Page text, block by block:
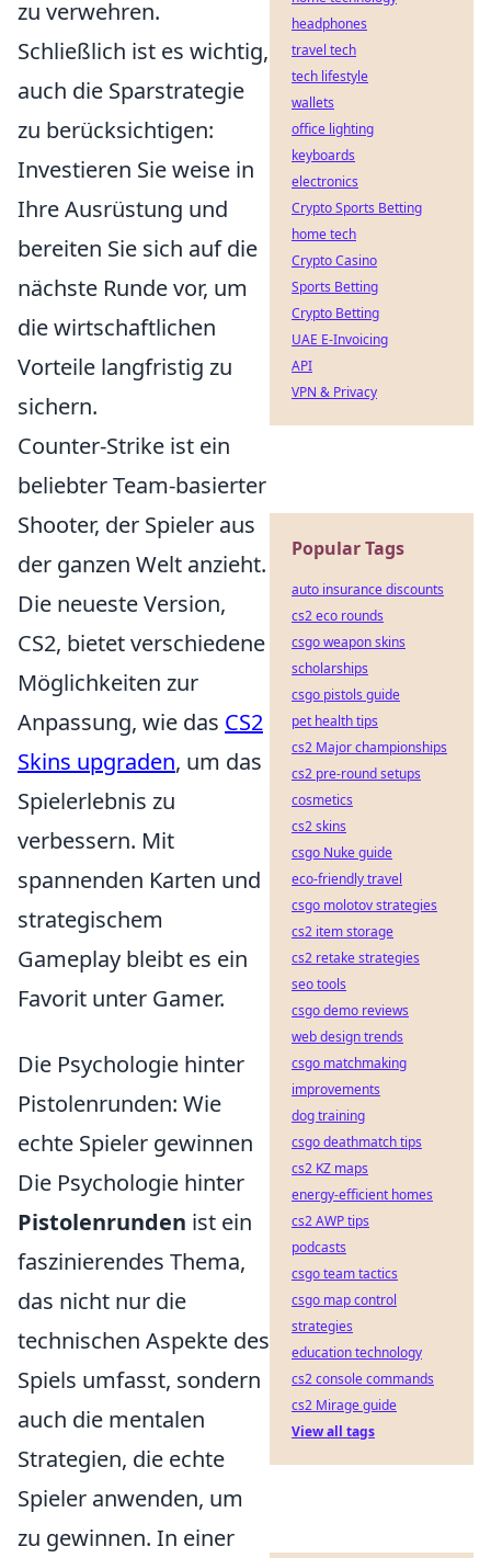
zu verwehren.
Schließlich ist es wichtig,
auch die Sparstrategie
zu berücksichtigen:
Investieren Sie weise in
Ihre Ausrüstung und
bereiten Sie sich auf die
nächste Runde vor, um
die wirtschaftlichen
Vorteile langfristig zu
sichern.
Counter-Strike ist ein
beliebter Team-basierter
Shooter, der Spieler aus
der ganzen Welt anzieht.
Die neueste Version,
CS2, bietet verschiedene
Möglichkeiten zur
Anpassung, wie das CS2
Skins upgraden, um das
Spielerlebnis zu
verbessern. Mit
spannenden Karten und
strategischem
Gameplay bleibt es ein
Favorit unter Gamer.
Die Psychologie hinter
Pistolenrunden: Wie
echte Spieler gewinnen
Die Psychologie hinter
Pistolenrunden ist ein
faszinierendes Thema,
das nicht nur die
technischen Aspekte des
Spiels umfasst, sondern
auch die mentalen
Strategien, die echte
Spieler anwenden, um
zu gewinnen. In einer
headphones
travel tech
tech lifestyle
wallets
office lighting
keyboards
electronics
Crypto Sports Betting
home tech
Crypto Casino
Sports Betting
Crypto Betting
UAE E-Invoicing
API
VPN & Privacy
Popular Tags
auto insurance discounts
cs2 eco rounds
csgo weapon skins
scholarships
csgo pistols guide
pet health tips
cs2 Major championships
cs2 pre-round setups
cosmetics
cs2 skins
csgo Nuke guide
eco-friendly travel
csgo molotov strategies
cs2 item storage
cs2 retake strategies
seo tools
csgo demo reviews
web design trends
csgo matchmaking
improvements
dog training
csgo deathmatch tips
cs2 KZ maps
energy-efficient homes
cs2 AWP tips
podcasts
csgo team tactics
csgo map control
strategies
education technology
cs2 console commands
cs2 Mirage guide
View all tags